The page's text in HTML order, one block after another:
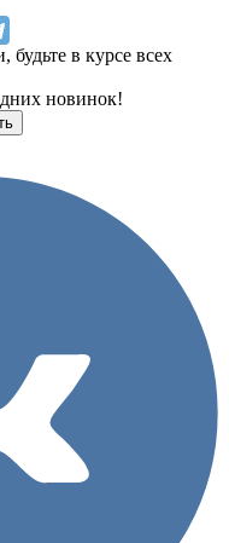
в курсе всех
новинок!